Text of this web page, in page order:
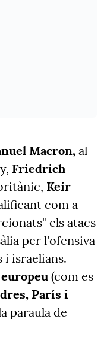
Macron, al
Friedrich
Keir
com a
els atacs
per l'ofensiva
i israelians.
(com es
París i
paraula de